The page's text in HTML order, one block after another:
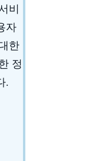
비
자
한
정
.